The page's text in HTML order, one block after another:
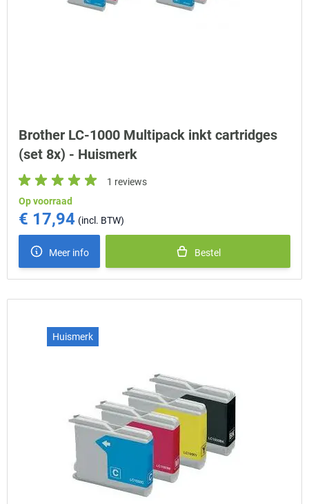
Brother LC-1000 Multipack inkt cartridges
(set 8x) - Huismerk
1 reviews
Op voorraad
€ 17,94
Meer info Bestel
Huismerk